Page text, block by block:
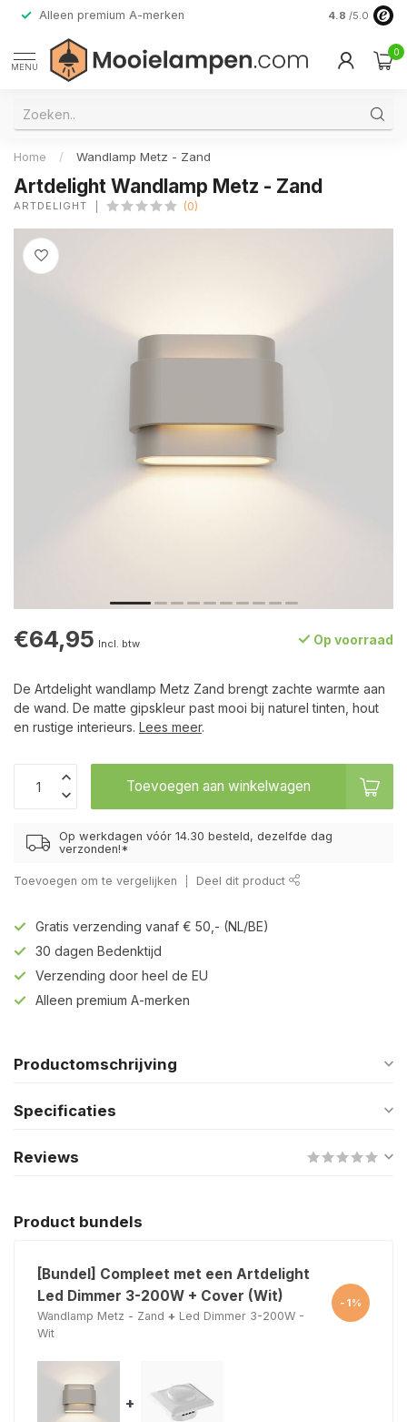
Alleen premium A-merken 4.8 /5.0
MENU
0
Home / Wandlamp Metz - Zand
Artdelight Wandlamp Metz - Zand
ARTDELIGHT (0)
€64,95 Incl. btw Op voorraad
De Artdelight wandlamp Metz Zand brengt zachte warmte aan
de wand. De matte gipskleur past mooi bij naturel tinten, hout
en rustige interieurs. Lees meer.
Toevoegen aan winkelwagen
Op werkdagen vóór 14.30 besteld, dezelfde dag
verzonden!*
Toevoegen om te vergelijken Deel dit product
Gratis verzending vanaf € 50,- (NL/BE)
30 dagen Bedenktijd
Verzending door heel de EU
Alleen premium A-merken
Productomschrijving
Specificaties
Reviews
Product bundels
[Bundel] Compleet met een Artdelight
Led Dimmer 3-200W + Cover (Wit)
Wandlamp Metz - Zand + Led Dimmer 3-200W -
Wit
-1%
+